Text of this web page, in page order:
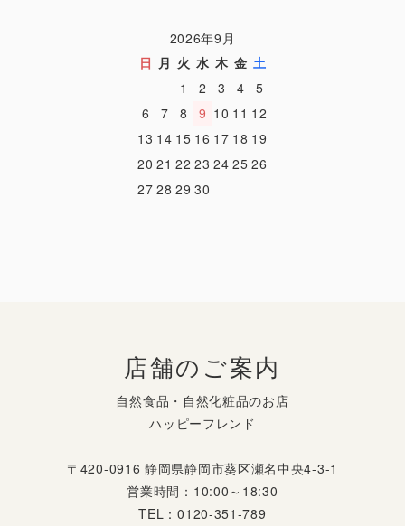
2026年9月
日 月 火 水 木 金 土
1
2 3 4
5
6
7 8 9 10 11 12
13 14 15 16 17 18 19
20 21 22 23 24 25 26
27 28 29 30
店舗のご案内
自然食品・自然化粧品のお店
ハッピーフレンド
〒420-0916 静岡県静岡市葵区瀬名中央4-3-1
営業時間：10:00～18:30
TEL：0120-351-789